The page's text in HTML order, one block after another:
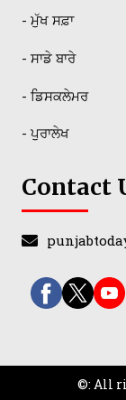
- ਮੁੱਖ ਸਫ਼ਾ
- ਸਾਡੇ ਬਾਰੇ
- ਡਿਸਕਲੇਮਰ
- ਪੁਰਾਲੇਖ
Contact
©: All